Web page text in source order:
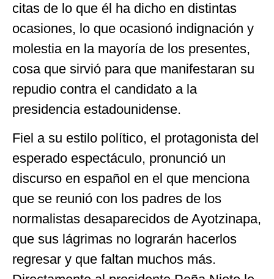
citas de lo que él ha dicho en distintas
ocasiones, lo que ocasionó indignación y
molestia en la mayoría de los presentes,
cosa que sirvió para que manifestaran su
repudio contra el candidato a la
presidencia estadounidense.
Fiel a su estilo político, el protagonista del
esperado espectáculo, pronunció un
discurso en español en el que menciona
que se reunió con los padres de los
normalistas desaparecidos de Ayotzinapa,
que sus lágrimas no lograrán hacerlos
regresar y que faltan muchos más.